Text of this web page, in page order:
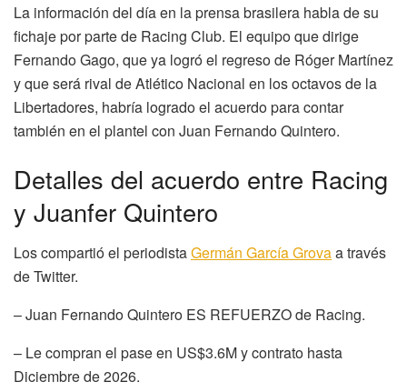
La información del día en la prensa brasilera habla de su
fichaje por parte de Racing Club. El equipo que dirige
Fernando Gago, que ya logró el regreso de Róger Martínez
y que será rival de Atlético Nacional en los octavos de la
Libertadores, habría logrado el acuerdo para contar
también en el plantel con Juan Fernando Quintero.
Detalles del acuerdo entre Racing
y Juanfer Quintero
Los compartió el periodistaGermán García Grovaa través
de Twitter.
– Juan Fernando Quintero ES REFUERZO de Racing.
– Le compran el pase en US$3.6M y contrato hasta
Diciembre de 2026.